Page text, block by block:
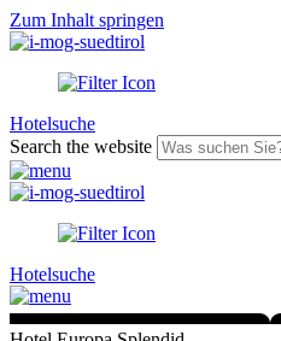
Zum Inhalt springen
Hotelsuche
Search the website
Hotelsuche